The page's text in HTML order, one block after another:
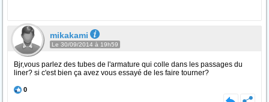
mikakami
Le 30/09/2014 à 19h59
Bjr,vous parlez des tubes de l'armature qui colle dans les passages du
liner? si c'est bien ça avez vous essayé de les faire tourner?
0